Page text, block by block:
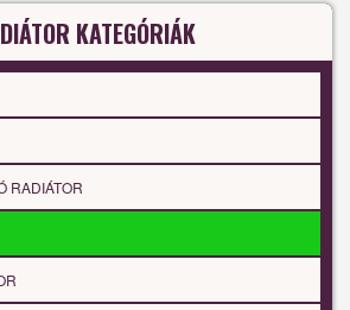
KATEGÓRIÁK
RADIÁTOR